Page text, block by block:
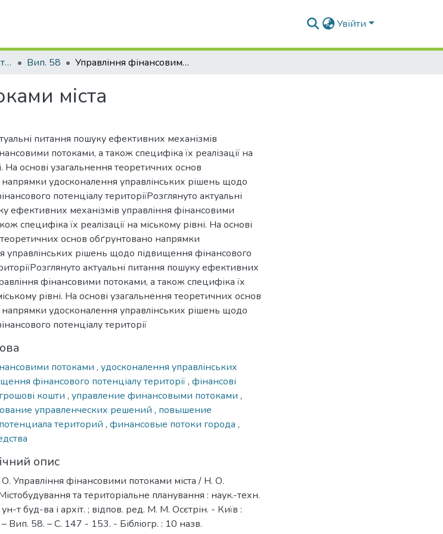
Увійти
Містобудування та територіальне планування Вип. 58 Управління фінансовими потоками міста
міста
питання пошуку ефективних механізмів
потоками, а також специфіка їх реалізації на
На основі узагальнення теоретичних основ
удосконалення управлінських рішень щодо
потенціалу територіїРозглянуто актуальні
ефективних механізмів управління фінансовими
специфіка їх реалізації на міському рівні. На основі
основ обґрунтовано напрямки
управлінських рішень щодо підвищення фінансового
актуальні питання пошуку ефективних
фінансовими потоками, а також специфіка їх
рівні. На основі узагальнення теоретичних основ
удосконалення управлінських рішень щодо
потенціалу території
потоками , удосконалення управлінських
фінансового потенціалу території, фінансові
грошові кошти , управление финансовыми потоками ,
управленческих решений , повышение
територий , финансовые потоки города ,
опис
Управління фінансовими потоками міста / Н. О.
та територіальне планування : наук.-техн.
т буд-ва і архіт. ; відпов. ред. М. М. Осєтрін. - Київ :
58. – С. 147 - 153. - Бібліогр. : 10 назв.